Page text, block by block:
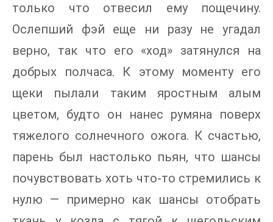
только что отвесил ему пощечину.
Ослепший фэй еще ни разу не угадал
верно, так что его «ход» затянулся на
добрых полчаса. К этому моменту его
щеки пылали таким яростным алым
цветом, будто он нанес румяна поверх
тяжелого солнечного ожога. К счастью,
парень был настолько пьян, что шансы
почувствовать хоть что-то стремились к
нулю — примерно как шансы отобрать